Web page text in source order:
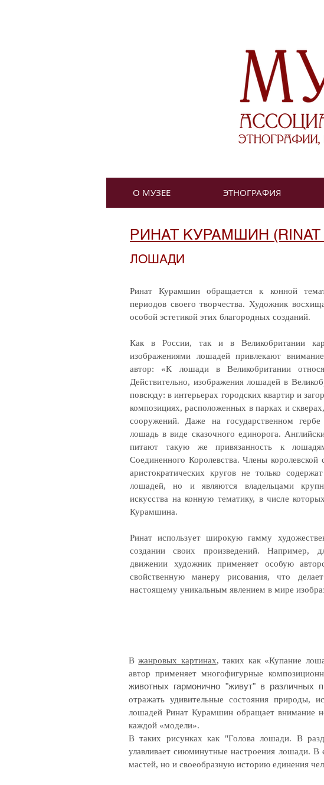
О МУЗЕЕ ЭТНОГРАФИЯ
РИНАТ КУРАМШИН (RINAT
ЛОШАДИ
Ринат Курамшин обращается к конной
периодов своего творчества. Художник
особой эстетикой этих благородных созданий.
Как в России, так и в Великобритании
изображениями лошадей привлекают
автор: «К лошади в Великобритании
Действительно, изображения лошадей в
повсюду: в интерьерах городских квартир и
композициях, расположенных в парках и
сооружений. Даже на государственном гербе
лошадь в виде сказочного единорога.
питают такую же привязанность к
Соединенного Королевства. Члены королевской
аристократических кругов не только
лошадей, но и являются владельцами
искусства на конную тематику, в числе
Курамшина.
Ринат использует широкую гамму
создании своих произведений. Например,
движении художник применяет особую
свойственную манеру рисования, что
настоящему уникальным явлением в мире
Вжанровых картинах, таких как «Купание
автор применяет многофигурные
животных гармонично "живут" в различных
отражать удивительные состояния природы,
лошадей Ринат Курамшин обращает
каждой «модели».
В таких рисунках как "Голова лошади. В
улавливает сиюминутные настроения лошади.
мастей, но и своеобразную историю единения